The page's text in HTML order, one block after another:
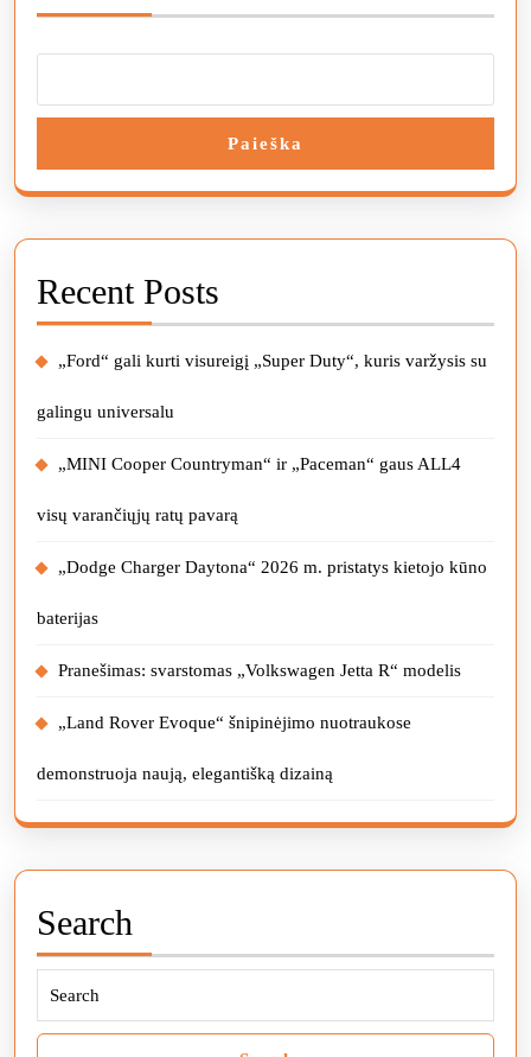
Paieška
Recent Posts
„Ford“ gali kurti visureigį „Super Duty“, kuris varžysis su
galingu universalu
„MINI Cooper Countryman“ ir „Paceman“ gaus ALL4
visų varančiųjų ratų pavarą
„Dodge Charger Daytona“ 2026 m. pristatys kietojo kūno
baterijas
Pranešimas: svarstomas „Volkswagen Jetta R“ modelis
„Land Rover Evoque“ šnipinėjimo nuotraukose
demonstruoja naują, elegantišką dizainą
Search
Search